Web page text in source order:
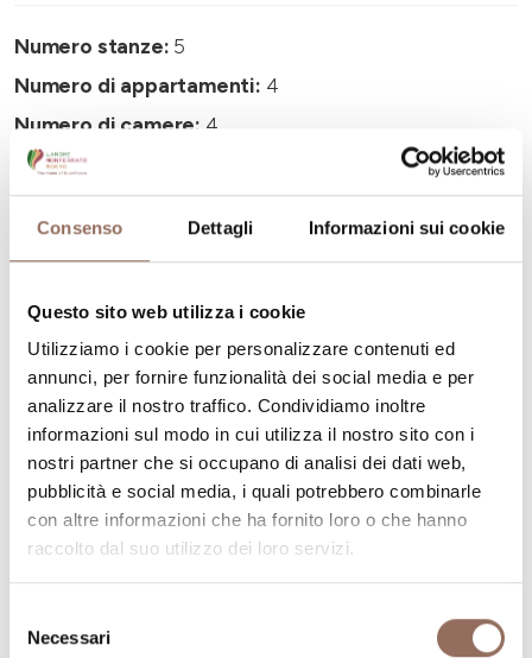
Consenso Dettagli Informazioni sui cookie
Questo sito web utilizza i cookie
Utilizziamo i cookie per personalizzare contenuti ed
annunci, per fornire funzionalità dei social media e per
analizzare il nostro traffico. Condividiamo inoltre
informazioni sul modo in cui utilizza il nostro sito con i
nostri partner che si occupano di analisi dei dati web,
pubblicità e social media, i quali potrebbero combinarle
con altre informazioni che ha fornito loro o che hanno
raccolto dal suo utilizzo dei loro servizi.
delNecessari
Numero stanze: 5
Numero di appartamenti: 4
Numero di camere: 4
Numero di bagni negli appartamenti:
Numero di bagni:5
Numero letti:
La tua vacanza
Pianifica dove dormire, dove mangiare, cosa fare e
visitare in ogni angolo di Langhe Monferrato Roero, con
un occhio al meteo in tempo reale